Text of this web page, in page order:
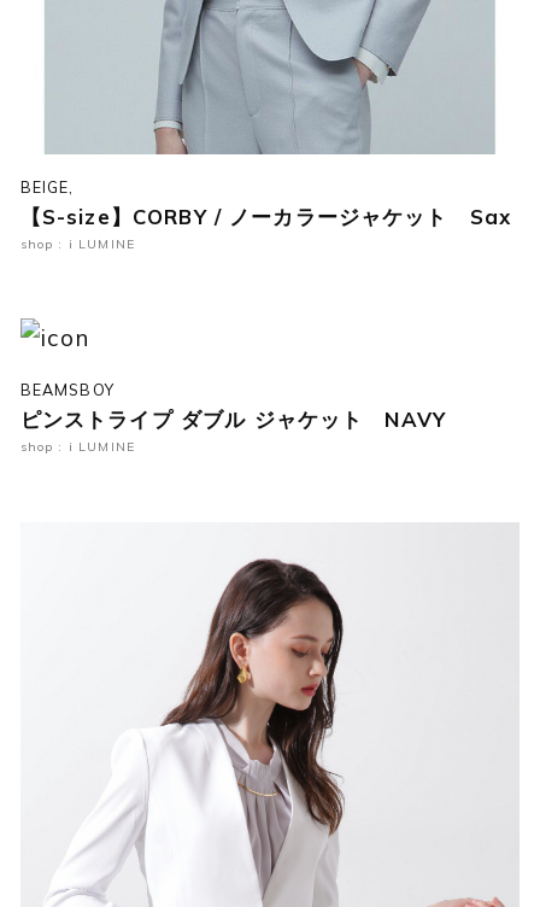
BEIGE,
【S-size】CORBY / ノーカラージャケット Sax
shop : i LUMINE
BEAMSBOY
ピンストライプ ダブル ジャケット NAVY
shop : i LUMINE